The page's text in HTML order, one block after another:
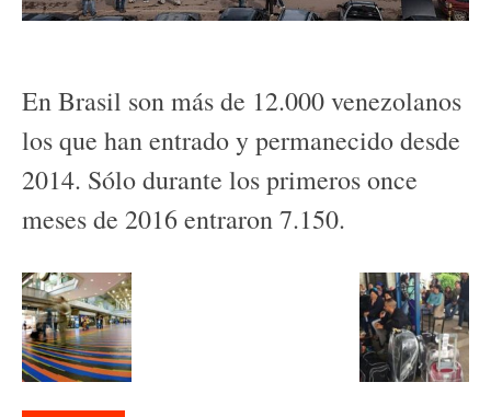
En Brasil son más de 12.000 venezolanos
los que han entrado y permanecido desde
2014. Sólo durante los primeros once
meses de 2016 entraron 7.150.